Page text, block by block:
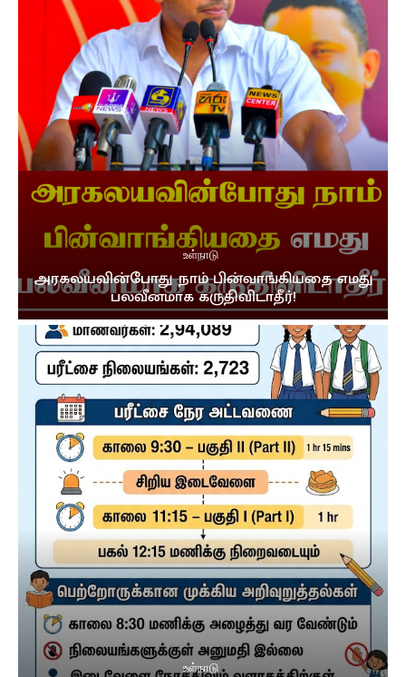
உள்நாடு
அரகலயவின்போது நாம் பின்வாங்கியதை எமது
பலவீனமாக கருதிவிடாதீர்!
உள்நாடு